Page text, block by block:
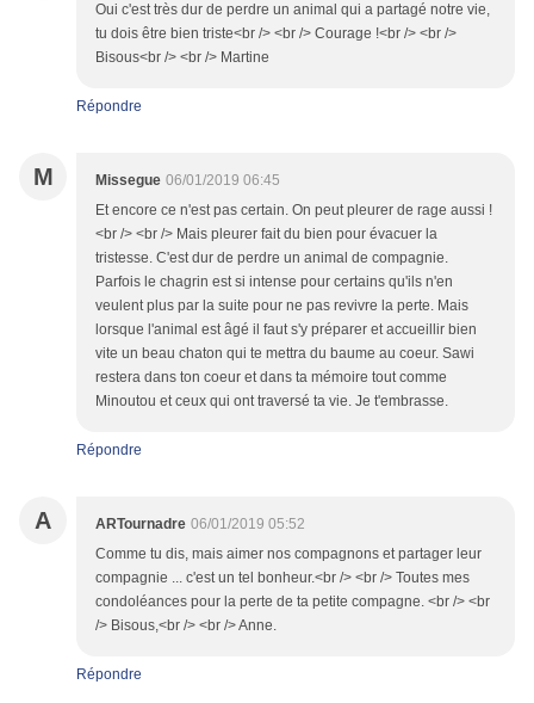
Oui c'est très dur de perdre un animal qui a partagé notre vie,
tu dois être bien triste<br /> <br /> Courage !<br /> <br />
Bisous<br /> <br /> Martine
Répondre
M Missegue 06/01/2019 06:45
Et encore ce n'est pas certain. On peut pleurer de rage aussi !
<br /> <br /> Mais pleurer fait du bien pour évacuer la
tristesse. C'est dur de perdre un animal de compagnie.
Parfois le chagrin est si intense pour certains qu'ils n'en
veulent plus par la suite pour ne pas revivre la perte. Mais
lorsque l'animal est âgé il faut s'y préparer et accueillir bien
vite un beau chaton qui te mettra du baume au coeur. Sawi
restera dans ton coeur et dans ta mémoire tout comme
Minoutou et ceux qui ont traversé ta vie. Je t'embrasse.
Répondre
A ARTournadre 06/01/2019 05:52
Comme tu dis, mais aimer nos compagnons et partager leur
compagnie ... c'est un tel bonheur.<br /> <br /> Toutes mes
condoléances pour la perte de ta petite compagne. <br /> <br
/> Bisous,<br /> <br /> Anne.
Répondre